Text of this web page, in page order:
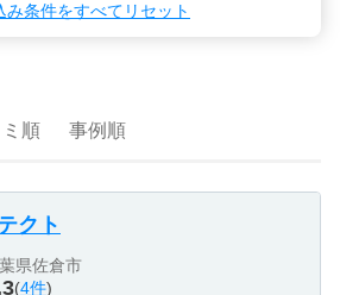
み条件をすべてリセット
順 事例順
クト
県佐倉市
(4件)